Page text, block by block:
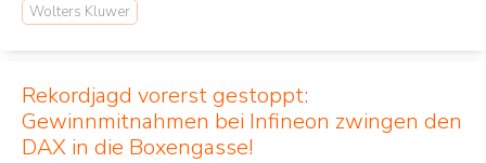
Wolters Kluwer
Rekordjagd vorerst gestoppt:
Gewinnmitnahmen bei Infineon zwingen den
DAX in die Boxengasse!